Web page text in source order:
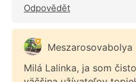
Odpovědět
Meszarosovabolya
Milá Lalinka, ja som